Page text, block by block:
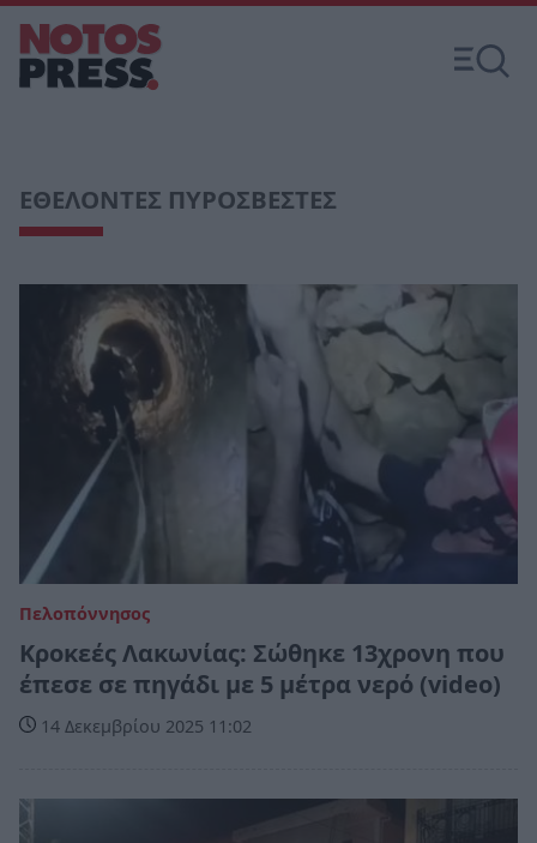
ΕΘΕΛΟΝΤΕΣ ΠΥΡΟΣΒΕΣΤΕΣ
Πελοπόννησος
Κροκεές Λακωνίας: Σώθηκε 13χρονη που
έπεσε σε πηγάδι με 5 μέτρα νερό (video)
14 Δεκεμβρίου 2025 11:02